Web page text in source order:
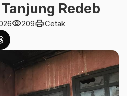
Redeb
visibility209printCetak